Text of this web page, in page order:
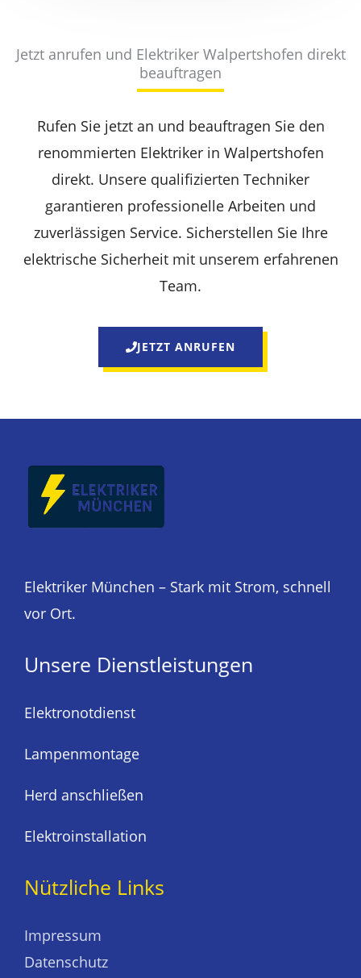
Jetzt anrufen und Elektriker Walpertshofen direkt
beauftragen
Rufen Sie jetzt an und beauftragen Sie den
renommierten Elektriker in Walpertshofen
direkt. Unsere qualifizierten Techniker
garantieren professionelle Arbeiten und
zuverlässigen Service. Sicherstellen Sie Ihre
elektrische Sicherheit mit unserem erfahrenen
Team.
JETZT ANRUFEN
Elektriker München – Stark mit Strom, schnell
vor Ort.
Unsere Dienstleistungen
Elektronotdienst
Lampenmontage
Herd anschließen
Elektroinstallation
Nützliche Links
Impressum
Datenschutz